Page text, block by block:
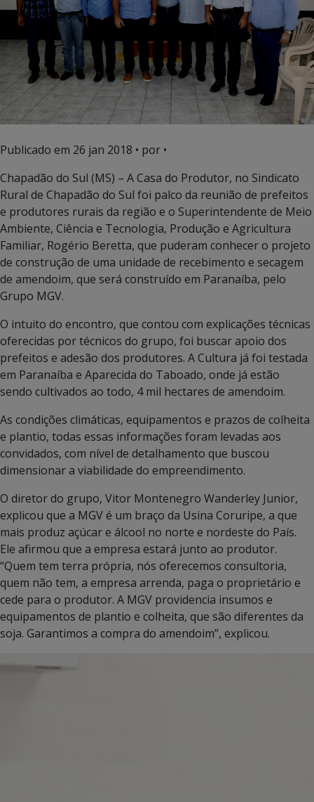
Publicado em 26 jan 2018 • por •
Chapadão do Sul (MS) – A Casa do Produtor, no Sindicato
Rural de Chapadão do Sul foi palco da reunião de prefeitos
e produtores rurais da região e o Superintendente de Meio
Ambiente, Ciência e Tecnologia, Produção e Agricultura
Familiar, Rogério Beretta, que puderam conhecer o projeto
de construção de uma unidade de recebimento e secagem
de amendoim, que será construído em Paranaíba, pelo
Grupo MGV.
O intuito do encontro, que contou com explicações técnicas
oferecidas por técnicos do grupo, foi buscar apoio dos
prefeitos e adesão dos produtores. A Cultura já foi testada
em Paranaíba e Aparecida do Taboado, onde já estão
sendo cultivados ao todo, 4 mil hectares de amendoim.
As condições climáticas, equipamentos e prazos de colheita
e plantio, todas essas informações foram levadas aos
convidados, com nível de detalhamento que buscou
dimensionar a viabilidade do empreendimento.
O diretor do grupo, Vitor Montenegro Wanderley Junior,
explicou que a MGV é um braço da Usina Coruripe, a que
mais produz açúcar e álcool no norte e nordeste do País.
Ele afirmou que a empresa estará junto ao produtor.
“Quem tem terra própria, nós oferecemos consultoria,
quem não tem, a empresa arrenda, paga o proprietário e
cede para o produtor. A MGV providencia insumos e
equipamentos de plantio e colheita, que são diferentes da
soja. Garantimos a compra do amendoim”, explicou.